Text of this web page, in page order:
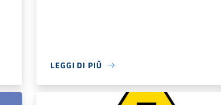
LEGGI DI PIÙ